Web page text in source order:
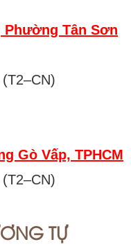
Phường Tân Sơn
Gò Vấp, TPHCM
TỰ